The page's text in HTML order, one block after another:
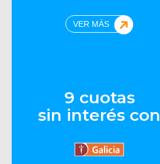
VER MÁS
9 cuotas
sin interés con